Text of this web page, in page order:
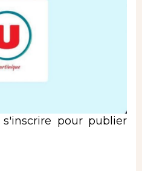
s'inscrire pour publier